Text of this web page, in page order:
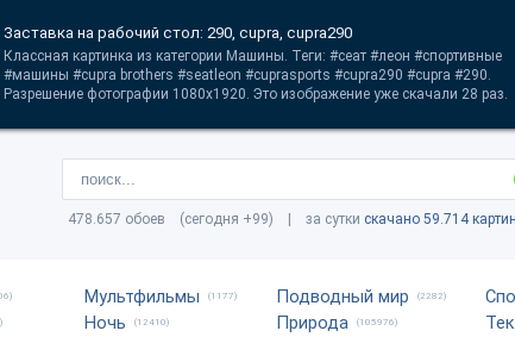
Заставка на рабочий стол: 290, cupra, cupra290
Классная картинка из категории Машины. Теги: #сеат #леон #спортивные
#машины #cupra brothers #seatleon #cuprasports #cupra290 #cupra #290.
Разрешение фотографии 1080x1920. Это изображение уже скачали 28 раз.
478.657 обоев (сегодня +99) | за сутки скачано 59.714
Мультфильмы (1177)
Ночь (12410)
Подводный мир (2282)
Природа (105976)